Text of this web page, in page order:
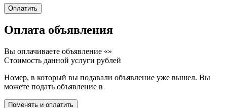
Оплата объявления
Вы оплачиваете объявление «»
Стоимость данной услуги рублей
Номер, в который вы подавали объявление уже вышел. Вы
можете подать объявление в